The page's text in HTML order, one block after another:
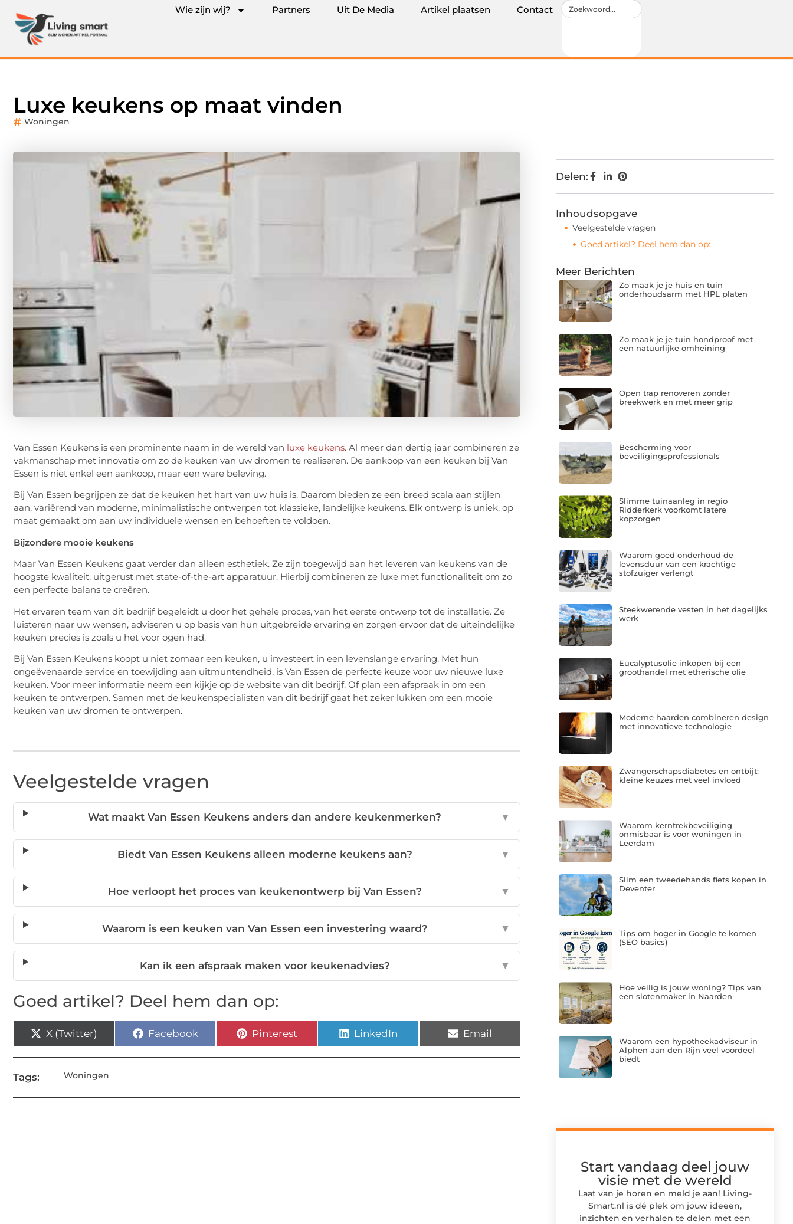
Wie zijn wij? Partners Uit De Media Artikel plaatsen Contact
Luxe keukens op maat vinden
Woningen
Van Essen Keukens is een prominente naam in de wereld van luxe keukens. Al meer dan dertig jaar combineren ze
vakmanschap met innovatie om zo de keuken van uw dromen te realiseren. De aankoop van een keuken bij Van
Essen is niet enkel een aankoop, maar een ware beleving.
Bij Van Essen begrijpen ze dat de keuken het hart van uw huis is. Daarom bieden ze een breed scala aan stijlen
aan, variërend van moderne, minimalistische ontwerpen tot klassieke, landelijke keukens. Elk ontwerp is uniek, op
maat gemaakt om aan uw individuele wensen en behoeften te voldoen.
Bijzondere mooie keukens
Maar Van Essen Keukens gaat verder dan alleen esthetiek. Ze zijn toegewijd aan het leveren van keukens van de
hoogste kwaliteit, uitgerust met state-of-the-art apparatuur. Hierbij combineren ze luxe met functionaliteit om zo
een perfecte balans te creëren.
Het ervaren team van dit bedrijf begeleidt u door het gehele proces, van het eerste ontwerp tot de installatie. Ze
luisteren naar uw wensen, adviseren u op basis van hun uitgebreide ervaring en zorgen ervoor dat de uiteindelijke
keuken precies is zoals u het voor ogen had.
Bij Van Essen Keukens koopt u niet zomaar een keuken, u investeert in een levenslange ervaring. Met hun
ongeëvenaarde service en toewijding aan uitmuntendheid, is Van Essen de perfecte keuze voor uw nieuwe luxe
keuken. Voor meer informatie neem een kijkje op de website van dit bedrijf. Of plan een afspraak in om een
keuken te ontwerpen. Samen met de keukenspecialisten van dit bedrijf gaat het zeker lukken om een mooie
keuken van uw dromen te ontwerpen.
Veelgestelde vragen
Wat maakt Van Essen Keukens anders dan andere keukenmerken? ▼
Biedt Van Essen Keukens alleen moderne keukens aan? ▼
Hoe verloopt het proces van keukenontwerp bij Van Essen? ▼
Waarom is een keuken van Van Essen een investering waard? ▼
Kan ik een afspraak maken voor keukenadvies? ▼
Goed artikel? Deel hem dan op:
X (Twitter) Facebook Pinterest LinkedIn Email
Tags: Woningen
Delen:
Inhoudsopgave
Veelgestelde vragen
Goed artikel? Deel hem dan op:
Meer Berichten
Zo maak je je huis en tuin
onderhoudsarm met HPL platen
Zo maak je je tuin hondproof met
een natuurlijke omheining
Open trap renoveren zonder
breekwerk en met meer grip
Bescherming voor
beveiligingsprofessionals
Slimme tuinaanleg in regio
Ridderkerk voorkomt latere
kopzorgen
Waarom goed onderhoud de
levensduur van een krachtige
stofzuiger verlengt
Steekwerende vesten in het dagelijks
werk
Eucalyptusolie inkopen bij een
groothandel met etherische olie
Moderne haarden combineren design
met innovatieve technologie
Zwangerschapsdiabetes en ontbijt:
kleine keuzes met veel invloed
Waarom kerntrekbeveiliging
onmisbaar is voor woningen in
Leerdam
Slim een tweedehands fiets kopen in
Deventer
Tips om hoger in Google te komen
(SEO basics)
Hoe veilig is jouw woning? Tips van
een slotenmaker in Naarden
Waarom een hypotheekadviseur in
Alphen aan den Rijn veel voordeel
biedt
Start vandaag deel jouw
visie met de wereld
Laat van je horen en meld je aan! Living-
Smart.nl is dé plek om jouw ideeën,
inzichten en verhalen te delen met een